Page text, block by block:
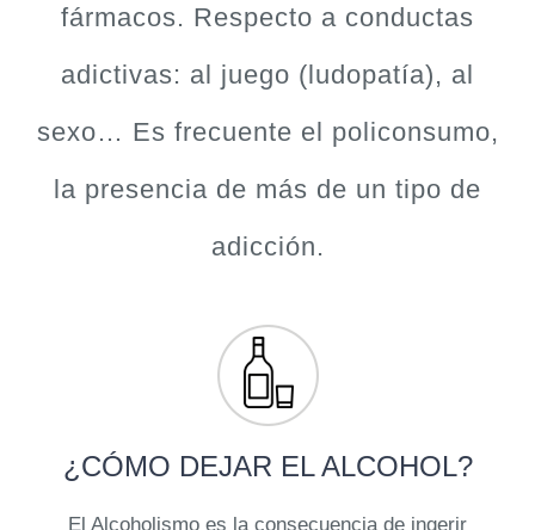
fármacos. Respecto a conductas
adictivas: al juego (ludopatía), al
sexo… Es frecuente el policonsumo,
la presencia de más de un tipo de
adicción.
¿CÓMO DEJAR EL ALCOHOL?
El Alcoholismo es la consecuencia de ingerir